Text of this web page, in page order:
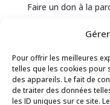
Pour offrir les meilleures
telles que les cookies pour
des appareils. Le fait de
de traiter des données
les ID uniques sur ce site.
Faire un don à la
Politique de
Politique de cookies